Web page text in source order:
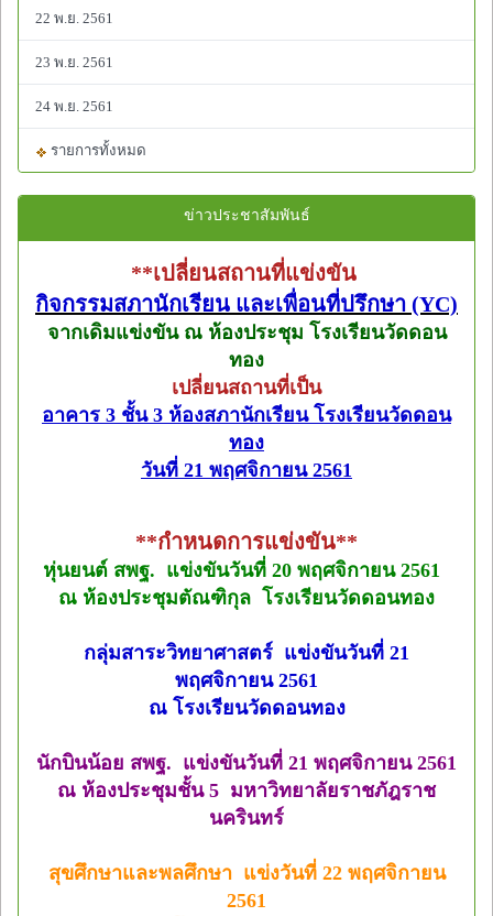
22 พ.ย. 2561
23 พ.ย. 2561
24 พ.ย. 2561
รายการทั้งหมด
ข่าวประชาสัมพันธ์
**เปลี่ยนสถานที่แข่งขัน
กิจกรรมสภานักเรียน และเพื่อนที่ปรึกษา (YC)
จากเดิมแข่งขัน ณ ห้องประชุม โรงเรียนวัดดอน
ทอง
เปลี่ยนสถานที่เป็น
อาคาร 3 ชั้น 3 ห้องสภานักเรียน โรงเรียนวัดดอน
ทอง
วันที่ 21 พฤศจิกายน 2561
**กำหนดการแข่งขัน**
หุ่นยนต์ สพฐ. แข่งขันวันที่ 20 พฤศจิกายน 2561
ณ ห้องประชุมตัณฑิกุล โรงเรียนวัดดอนทอง
กลุ่มสาระวิทยาศาสตร์ แข่งขันวันที่ 21
พฤศจิกายน 2561
ณ โรงเรียนวัดดอนทอง
นักบินน้อย สพฐ. แข่งขันวันที่ 21 พฤศจิกายน 2561
ณ ห้องประชุมชั้น 5 มหาวิทยาลัยราชภัฎราช
นครินทร์
สุขศึกษาและพลศึกษา แข่งวันที่ 22 พฤศจิกายน
2561